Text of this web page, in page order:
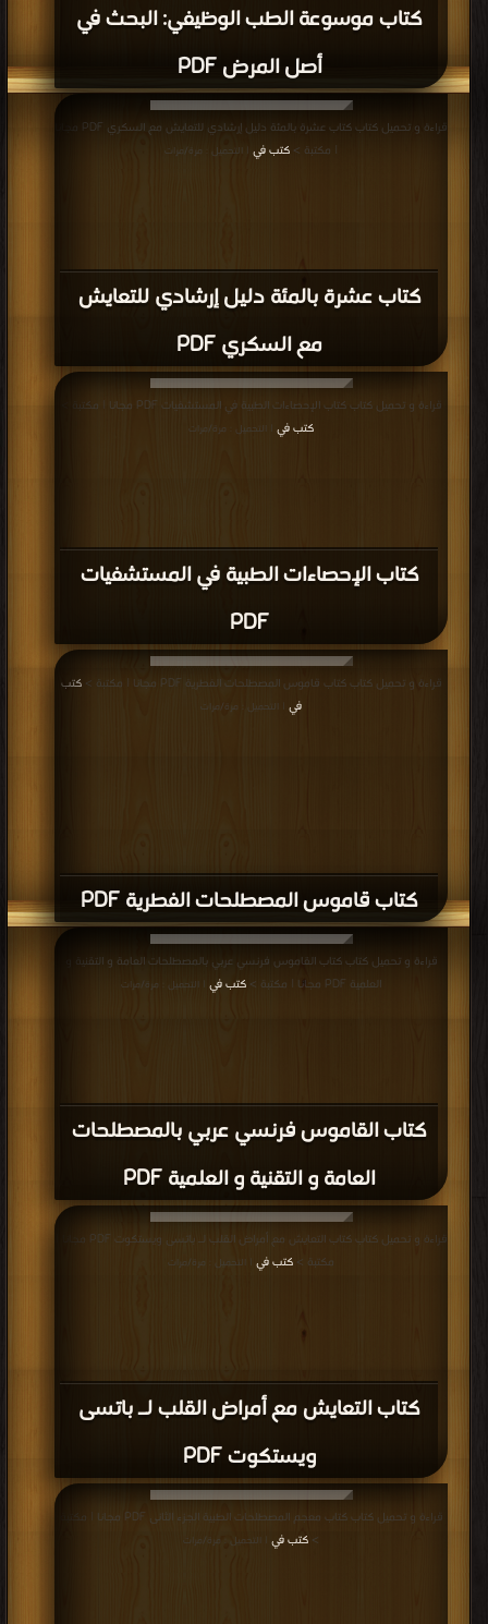
كتاب موسوعة الطب الوظيفي: البحث في
أصل المرض PDF
كتاب عشرة بالمئة دليل إرشادي للتعايش
مع السكري PDF
| مكتبة > كتب في | التحميل : مرة/مرات
كتاب الإحصاءات الطبية في المستشفيات
PDF
قراءة و تحميل كتاب كتاب الإحصاءات الطبية في المستشفيات PDF مجانا | مكتبة >
كتب في
| التحميل : مرة/مرات
كتاب قاموس المصطلحات الفطرية PDF
قراءة و تحميل كتاب كتاب قاموس المصطلحات الفطرية PDF مجانا | مكتبة >
كتب
في
| التحميل : مرة/مرات
كتاب القاموس فرنسي عربي بالمصطلحات
العامة و التقنية و العلمية PDF
قراءة و تحميل كتاب كتاب القاموس فرنسي عربي بالمصطلحات العامة و التقنية و
العلمية PDF مجانا | مكتبة >
كتب في | التحميل : مرة/مرات
كتاب التعايش مع أمراض القلب لـ باتسى
ويستكوت PDF
قراءة و تحميل كتاب كتاب التعايش مع أمراض القلب لـ باتسى ويستكوت PDF مجانا |
مكتبة > كتب في | التحميل : مرة/مرات
قراءة و تحميل كتاب كتاب معجم المصطلحات الطبية الجزء الثانى PDF مجانا | مكتبة
> كتب في | التحميل : مرة/مرات